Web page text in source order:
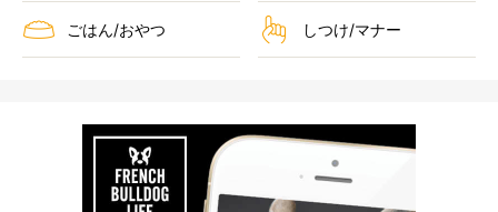
ごはん/おやつ しつけ/マナー